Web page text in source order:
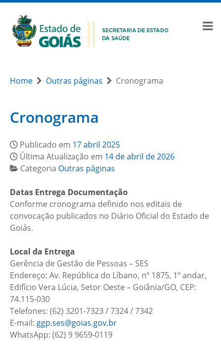
Home Outras páginas Cronograma
Cronograma
Publicado em 17 abril 2025
Última Atualização em 14 de abril de 2026
Categoria Outras páginas
Datas Entrega Documentação
Conforme cronograma definido nos editais de
convocação publicados no Diário Oficial do Estado de
Goiás.
Local da Entrega
Gerência de Gestão de Pessoas – SES
Endereço: Av. República do Líbano, nº 1875, 1º andar,
Edifício Vera Lúcia, Setor Oeste – Goiânia/GO, CEP:
74.115-030
Telefones: (62) 3201-7323 / 7324 / 7342
E-mail: ggp.ses@goias.gov.br
WhatsApp: (62) 9 9659-0119